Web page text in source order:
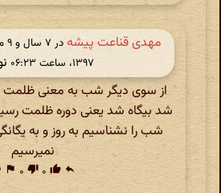
مهدی قناعت پیشه
۱۳۹۷، ساعت ۰۶:۲۳
از سوی دیگر شب به معنی ظلمت
شد بیگاه شد یعنی دوره ظلمت
شب را نشناسیم به روز و به
نمیرسیم
reply
thumb_up ۰ thumb_down ۰ flag